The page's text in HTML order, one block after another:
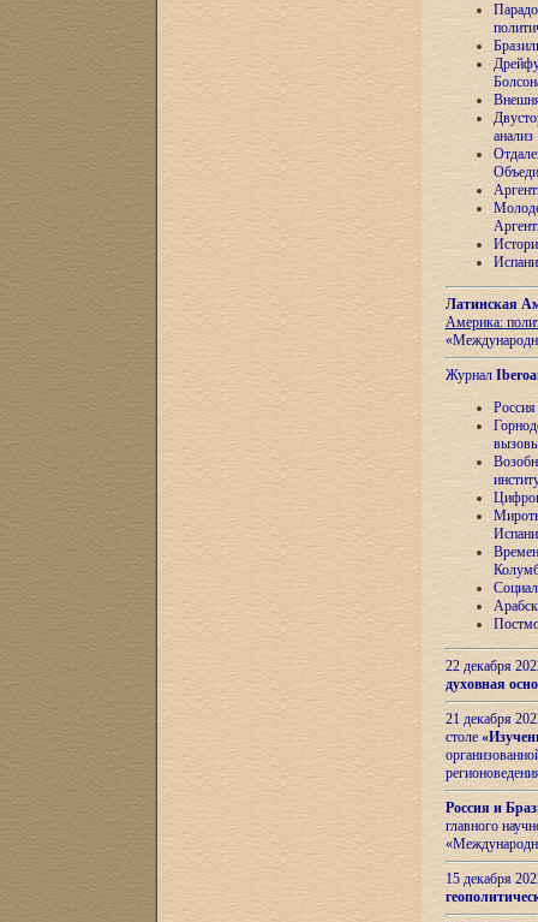
анализ
Латинская
Америка:
Журнал
22 декабря
духовная
21 декабря
столе
Россия и
главного
15 декабря